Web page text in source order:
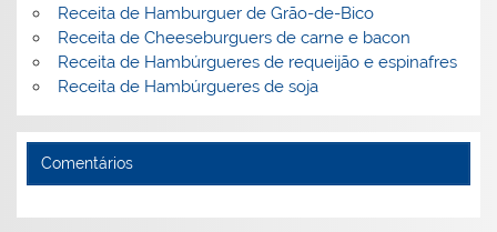
Receita de Hamburguer de Grão-de-Bico
Receita de Cheeseburguers de carne e bacon
Receita de Hambúrgueres de requeijão e espinafres
Receita de Hambúrgueres de soja
Comentários